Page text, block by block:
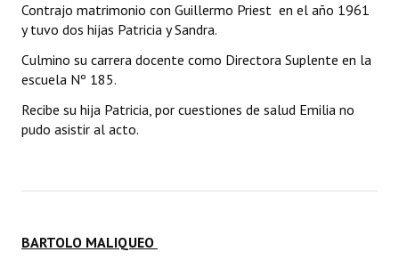
Contrajo matrimonio con Guillermo Priest en el año 1961
y tuvo dos hijas Patricia y Sandra.
Culmino su carrera docente como Directora Suplente en la
escuela Nº 185.
Recibe su hija Patricia, por cuestiones de salud Emilia no
pudo asistir al acto.
BARTOLO MALIQUEO